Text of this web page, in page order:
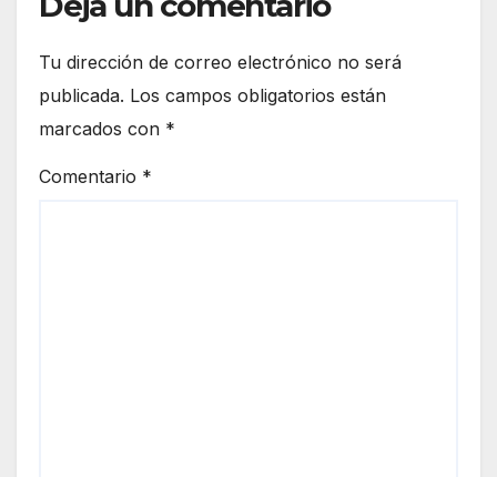
Tu dirección de correo electrónico no será
publicada. Los campos obligatorios están
marcados con *
Comentario *